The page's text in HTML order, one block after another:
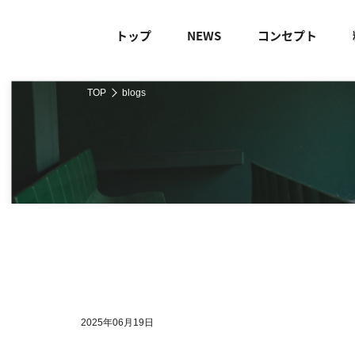
トップ NEWS コンセプト
TOP blogs
2025年06月19日